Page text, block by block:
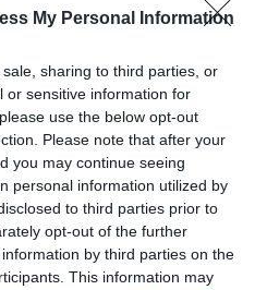
My Personal Information
sharing to third parties, or
or sensitive information for
use the below opt-out
Please note that after your
you may continue seeing
personal information utilized by
to third parties prior to
opt-out of the further
by third parties on the
This information may
σου τώρα!
για την εργασία σου